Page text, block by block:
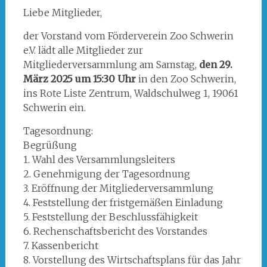
Liebe Mitglieder,
der Vorstand vom Förderverein Zoo Schwerin
e.V. lädt alle Mitglieder zur
Mitgliederversammlung am Samstag, den 29.
März 2025 um 15:30 Uhrin den Zoo Schwerin,
ins Rote Liste Zentrum, Waldschulweg 1, 19061
Schwerin ein.
Tagesordnung:
Begrüßung
1. Wahl des Versammlungsleiters
2. Genehmigung der Tagesordnung
3. Eröffnung der Mitgliederversammlung
4. Feststellung der fristgemäßen Einladung
5. Feststellung der Beschlussfähigkeit
6. Rechenschaftsbericht des Vorstandes
7. Kassenbericht
8. Vorstellung des Wirtschaftsplans für das Jahr